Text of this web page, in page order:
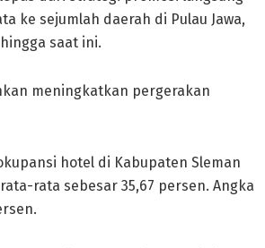
ke sejumlah daerah di Pulau Jawa,
saat ini.
meningkatkan pergerakan
hotel di Kabupaten Sleman
rata sebesar 35,67 persen. Angka